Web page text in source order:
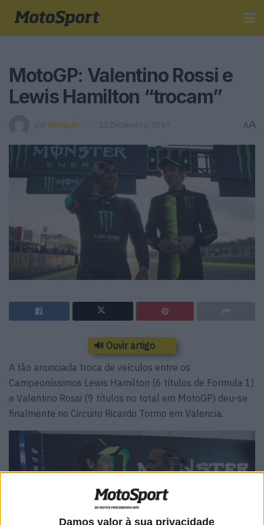
Damos valor à sua privacidade
MotoGP: Valentino Rossi e
Lewis Hamilton “trocam”
por Redação 12 Dezembro, 2019 AA
🔊 Ouvir artigo
A tão anunciada troca de veículos entre os
Campeoníssimos Lewis Hamilton (6 títulos de Formula 1)
e Valentino Rossi (9 títulos no total em MotoGP) deu-se
finalmente no Circuito Ricardo Tormo em Valencia.